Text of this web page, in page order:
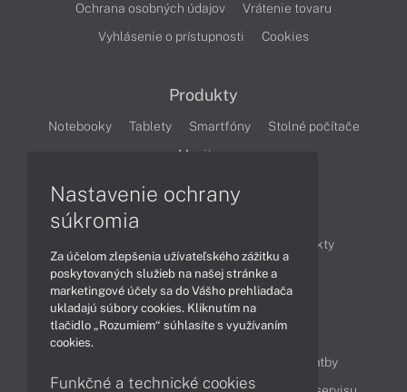
Ochrana osobných údajov
Vrátenie tovaru
Vyhlásenie o prístupnosti
Cookies
Produkty
Notebooky Tablety Smartfóny
Stolné počítače
Monitory
Produkty
Technológie
Videá
Obsah
Možnosti doručenia a platby
Nastavenie ochrany
súkromia
Za účelom zlepšenia užívateľského zážitku a
poskytovaných služieb na našej stránke a
marketingové účely sa do Vášho prehliadača
ukladajú súbory cookies. Kliknutím na
tlačidlo „Rozumiem“ súhlasíte s využívaním
cookies.
Funkčné a technické cookies